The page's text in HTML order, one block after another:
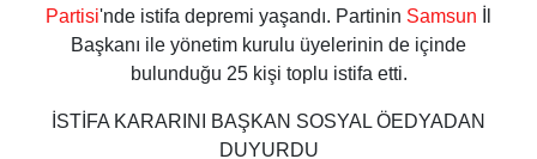
Partisi'nde istifa depremi yaşandı. Partinin Samsun
Başkanı ile yönetim kurulu üyelerinin de içinde
bulunduğu 25 kişi toplu istifa etti.
İSTİFA KARARINI BAŞKAN SOSYAL ÖEDYADAN
DUYURDU